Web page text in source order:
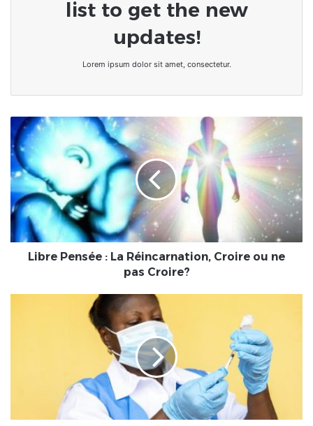
list to get the new
updates!
Lorem ipsum dolor sit amet, consectetur.
Libre
Pensée
:
La
Réincarnation,
Croire
ou
pas
Croire?Libre Pensée : La Réincarnation, Croire ou ne
pas Croire?